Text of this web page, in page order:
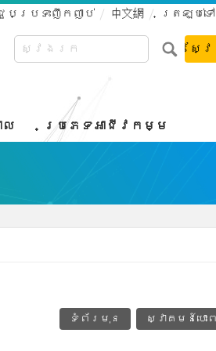
បប្រទះញឹកញាប់ 中文網 ត្រឡប់ទ
ល ប្រភេទអាជីវកម្ម
ទំព័រមុន ស្វាគមន៍បោះ